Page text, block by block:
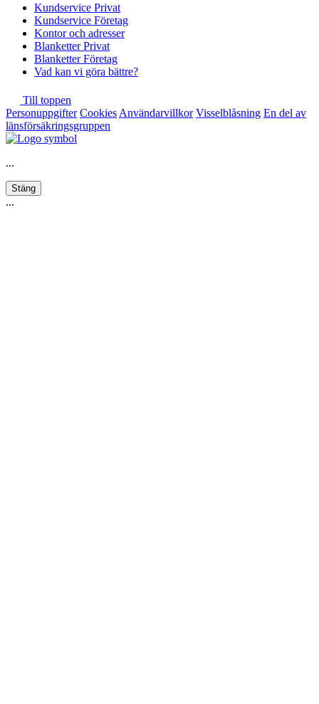
Kundservice Privat
Kundservice Företag
Kontor och adresser
Blanketter Privat
Blanketter Företag
Vad kan vi göra bättre?
Till toppen
Personuppgifter Cookies Användarvillkor Visselblåsning En del av
länsförsäkringsgruppen
...
Stäng
...